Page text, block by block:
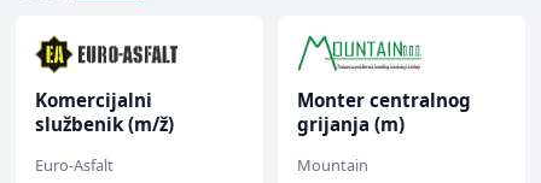
Komercijalni
službenik (m/ž)
Euro-Asfalt
Monter centralnog
grijanja (m)
Mountain